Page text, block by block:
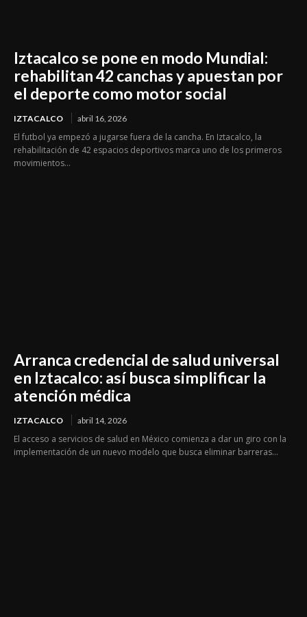
Iztacalco se pone en modo Mundial:
rehabilitan 42 canchas y apuestan por
el deporte como motor social
IZTACALCO abril 16, 2026
El futbol ya empezó a jugarse fuera de la cancha. En Iztacalco, la
rehabilitación de 42 espacios deportivos marca uno de los primeros
movimientos...
Arranca credencial de salud universal
en Iztacalco: así busca simplificar la
atención médica
IZTACALCO abril 14, 2026
El acceso a servicios de salud en México comienza a dar un giro con la
implementación de un nuevo modelo que busca eliminar barreras...